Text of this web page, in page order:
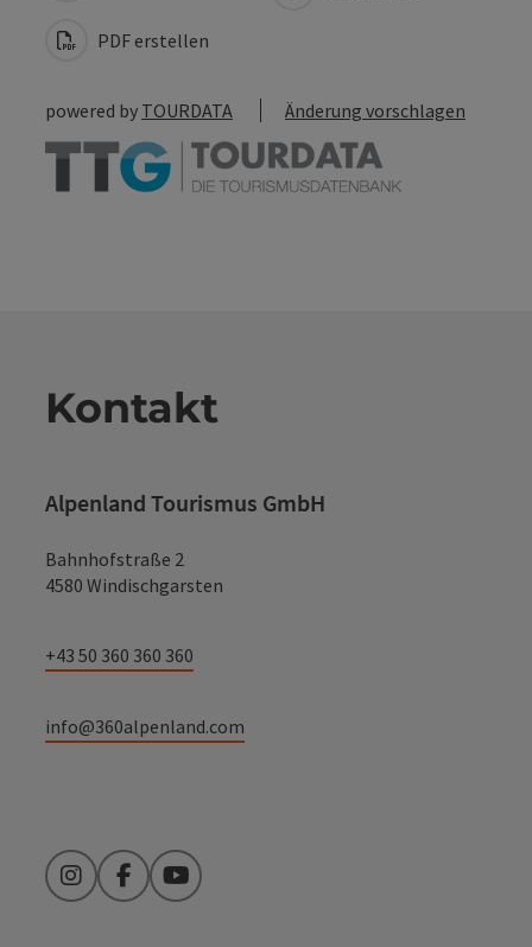
PDF erstellen
powered by TOURDATA Änderung vorschlagen
Kontakt
Alpenland Tourismus GmbH
Bahnhofstraße 2
4580 Windischgarsten
+43 50 360 360 360
info@360alpenland.com
InstagramFacebookYouTube